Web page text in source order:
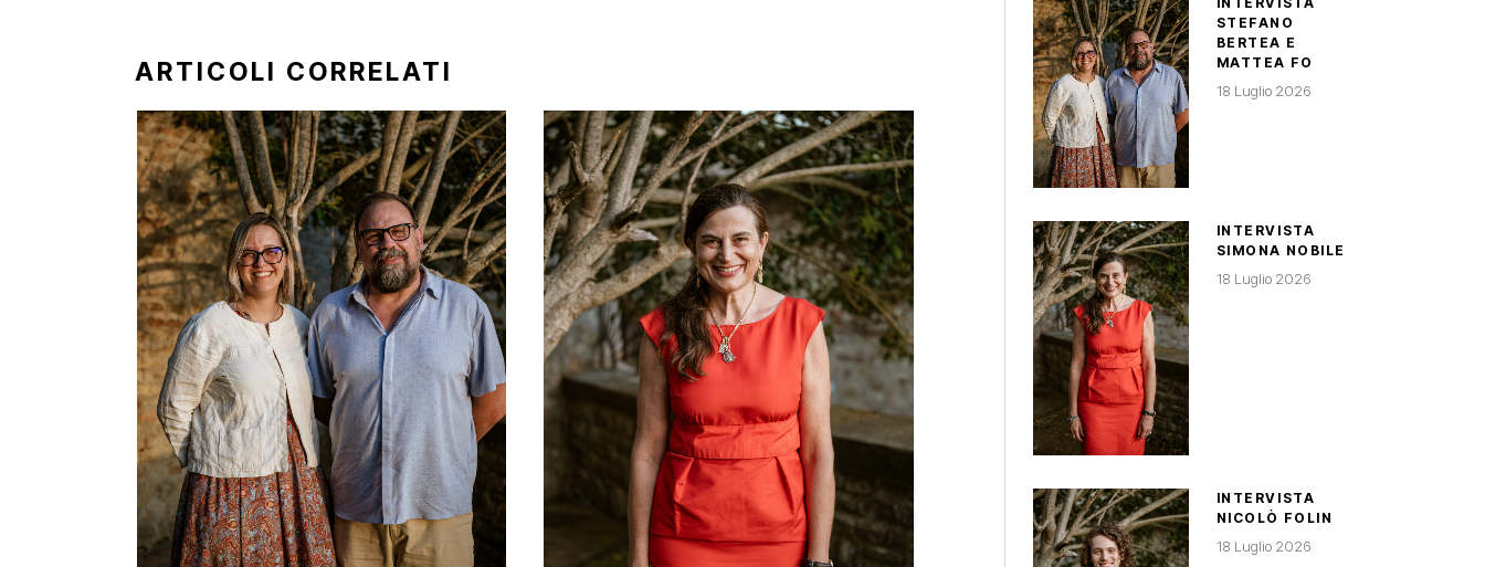
ARTICOLI CORRELATI
STEFANO
BERTEA E
MATTEA FO
18 Luglio 2026
INTERVISTA
SIMONA NOBILE
18 Luglio 2026
INTERVISTA
NICOLÒ FOLIN
18 Luglio 2026